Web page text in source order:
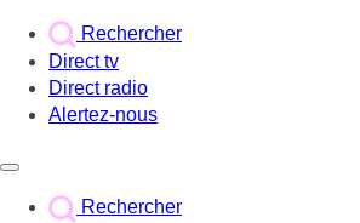
Rechercher
Direct tv
Direct radio
Alertez-nous
Rechercher